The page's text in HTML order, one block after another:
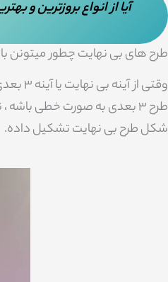
آیا از انواع بروزترین و
طرح های بی نهایت چطور میتونن
طرح 3 بعدی به صورت خطی
شکل طرح بی نهایت تشکیل داده.